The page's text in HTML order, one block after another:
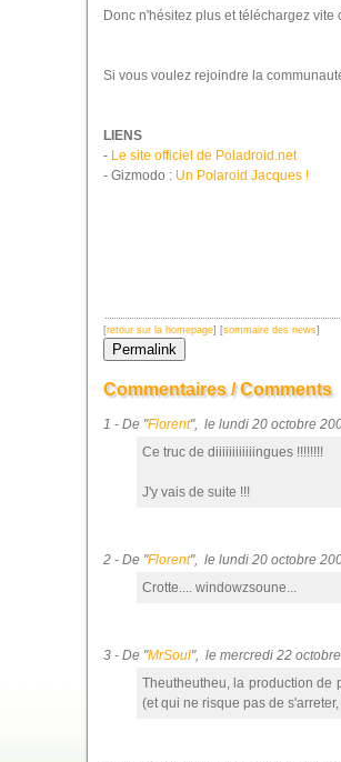
Donc n'hésitez plus et téléchargez vite
Si vous voulez rejoindre la
LIENS
- Le site officiel de Poladroid.net
- Gizmodo : Un Polaroid Jacques !
[retour sur la homepage] [sommaire des news]
Commentaires / Comments
1 - De "Florent", le lundi 20 octobre
Ce truc de diiiiiiiiiiiingues !!!!!!!!
J'y vais de suite !!!
2 - De "Florent", le lundi 20 octobre
Crotte.... windowzsoune...
3 - De "MrSoul", le mercredi 22
Theutheutheu, la production de
(et qui ne risque pas de